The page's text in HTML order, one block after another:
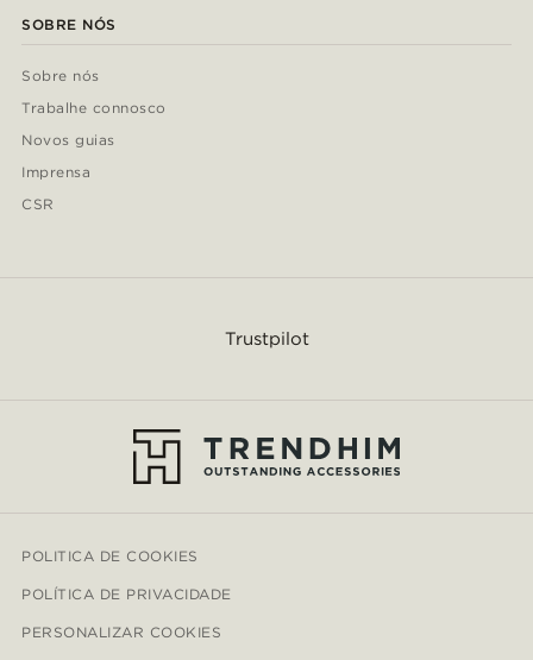
SOBRE NÓS
Sobre nós
Trabalhe connosco
Novos guias
Imprensa
CSR
Trustpilot
POLITICA DE COOKIES
POLÍTICA DE PRIVACIDADE
PERSONALIZAR COOKIES